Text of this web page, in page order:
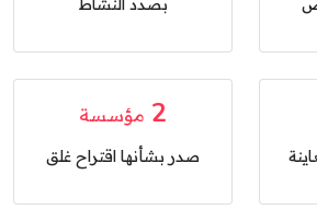
بصدد النشاط
2 مؤسسة
صدر بشأنها اقتراح غلق